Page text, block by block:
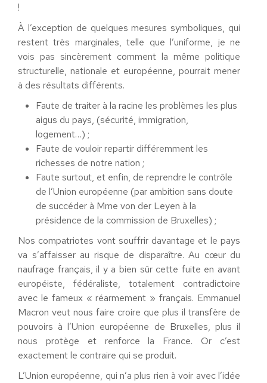
!
À l’exception de quelques mesures symboliques, qui
restent très marginales, telle que l’uniforme, je ne
vois pas sincèrement comment la même politique
structurelle, nationale et européenne, pourrait mener
à des résultats différents.
Faute de traiter à la racine les problèmes les plus
aigus du pays, (sécurité, immigration,
logement…) ;
Faute de vouloir repartir différemment les
richesses de notre nation ;
Faute surtout, et enfin, de reprendre le contrôle
de l’Union européenne (par ambition sans doute
de succéder à Mme von der Leyen à la
présidence de la commission de Bruxelles) ;
Nos compatriotes vont souffrir davantage et le pays
va s’affaisser au risque de disparaître. Au cœur du
naufrage français, il y a bien sûr cette fuite en avant
européiste, fédéraliste, totalement contradictoire
avec le fameux « réarmement » français. Emmanuel
Macron veut nous faire croire que plus il transfère de
pouvoirs à l’Union européenne de Bruxelles, plus il
nous protège et renforce la France. Or c’est
exactement le contraire qui se produit.
L’Union européenne, qui n’a plus rien à voir avec l’idée